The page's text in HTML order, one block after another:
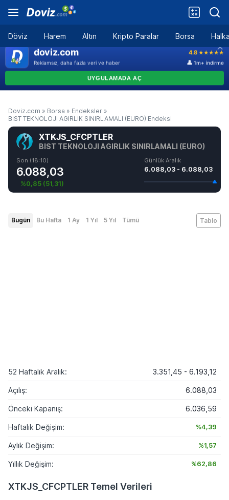
Döviz Harem Altın Kripto Paralar Borsa
Doviz.com » Borsa » Endeksler »
BIST TEKNOLOJI AGIRLIK SINIRLAMALI (EURO) Endeksi
XTKJS_CFCPTLER
BIST TEKNOLOJI AGIRLIK SINIRLAMALI (EURO)
Son (18:10)
6.088,03
%0,85 (51,31)
Günlük Aralık
6.088,03 - 6.088,03
Bugün Bu Hafta 1 Ay 1 Yıl 5 Yıl Tümü Tablo
52 Haftalık Aralık: 3.351,45 - 6.193,12
Açılış: 6.088,03
Önceki Kapanış: 6.036,59
Haftalık Değişim: %4,39
Aylık Değişim: %1,57
Yıllık Değişim: %62,86
XTKJS_CFCPTLER Temel Verileri